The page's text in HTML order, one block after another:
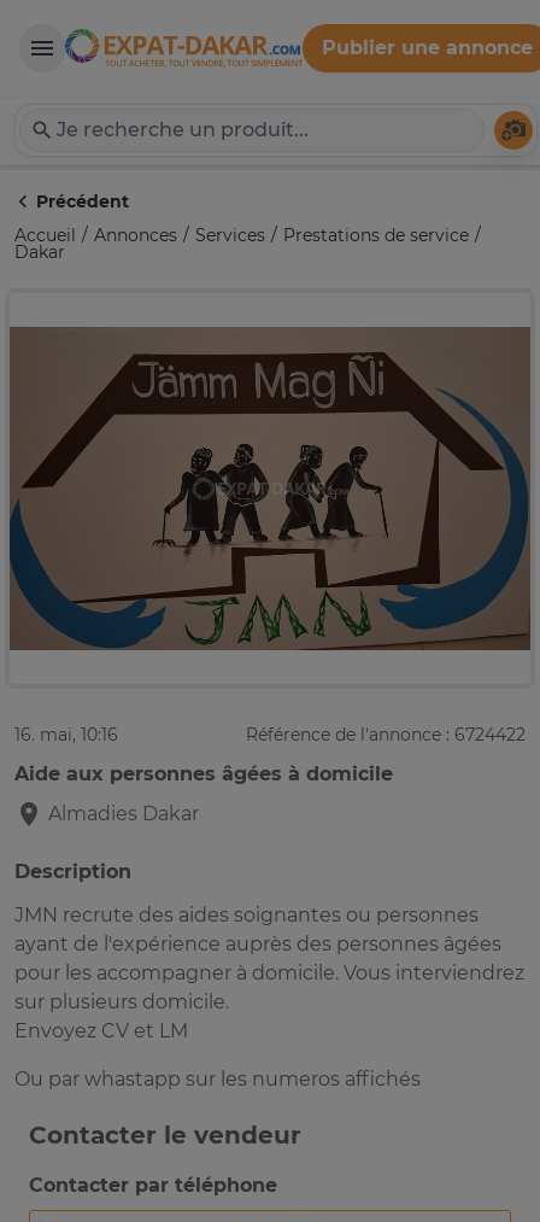
Expat-Dakar
Publier une annonce
Précédent
Accueil
Annonces Services Prestations de service
Dakar
16. mai, 10:16 Référence de l'annonce : 6724422
Aide aux personnes âgées à domicile
Almadies Dakar
Description
JMN recrute des aides soignantes ou personnes
ayant de l'expérience auprès des personnes âgées
pour les accompagner à domicile. Vous interviendrez
sur plusieurs domicile.
Envoyez CV et LM
Ou par whastapp sur les numeros affichés
Contacter le vendeur
Contacter par téléphone